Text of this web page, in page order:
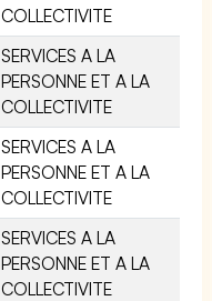
COLLECTIVITE
SERVICES A LA
PERSONNE ET A LA
COLLECTIVITE
SERVICES A LA
PERSONNE ET A LA
COLLECTIVITE
SERVICES A LA
PERSONNE ET A LA
COLLECTIVITE